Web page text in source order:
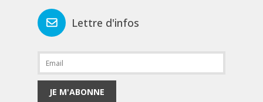
Lettre d'infos
JE M'ABONNE